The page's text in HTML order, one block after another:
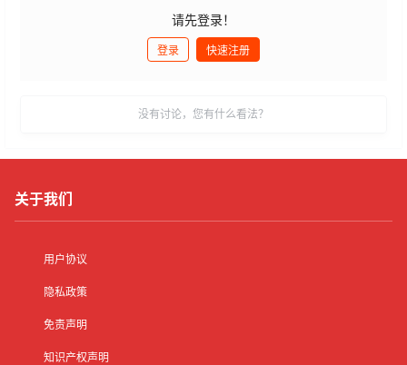
请先登录！
登录 快速注册
没有讨论，您有什么看法？
关于我们
用户协议
隐私政策
免责声明
知识产权声明